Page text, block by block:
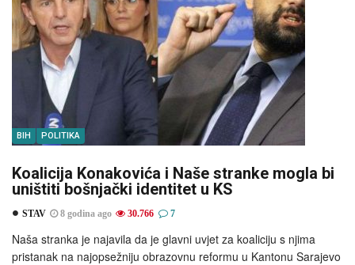
BIH POLITIKA
Koalicija Konakovića i Naše stranke mogla bi
uništiti bošnjački identitet u KS
STAV 8 godina ago 30.766 7
Naša stranka je najavila da je glavni uvjet za koaliciju s njima
pristanak na najopsežniju obrazovnu reformu u Kantonu Sarajevo